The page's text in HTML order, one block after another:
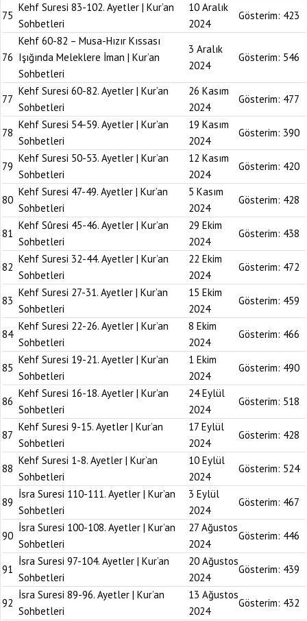
75
Kehf Suresi 83-102. Ayetler | Kur’an
Sohbetleri
10 Aralık
2024
Gösterim: 423
76
Kehf 60-82 – Musa-Hızır Kıssası
Işığında Meleklere İman | Kur’an
Sohbetleri
3 Aralık
2024
Gösterim: 546
77
Kehf Suresi 60-82. Ayetler | Kur’an
Sohbetleri
26 Kasım
2024
Gösterim: 477
78
Kehf Suresi 54-59. Ayetler | Kur’an
Sohbetleri
19 Kasım
2024
Gösterim: 390
79
Kehf Suresi 50-53. Ayetler | Kur’an
Sohbetleri
12 Kasım
2024
Gösterim: 420
80
Kehf Suresi 47-49. Ayetler | Kur’an
Sohbetleri
5 Kasım
2024
Gösterim: 428
81
Kehf Sûresi 45-46. Ayetler | Kur’an
Sohbetleri
29 Ekim
2024
Gösterim: 438
82
Kehf Suresi 32-44. Ayetler | Kur’an
Sohbetleri
22 Ekim
2024
Gösterim: 472
83
Kehf Suresi 27-31. Ayetler | Kur’an
Sohbetleri
15 Ekim
2024
Gösterim: 459
84
Kehf Suresi 22-26. Ayetler | Kur’an
Sohbetleri
8 Ekim
2024
Gösterim: 466
85
Kehf Suresi 19-21. Ayetler | Kur’an
Sohbetleri
1 Ekim
2024
Gösterim: 490
86
Kehf Suresi 16-18. Ayetler | Kur’an
Sohbetleri
24 Eylül
2024
Gösterim: 518
87
Kehf Suresi 9-15. Ayetler | Kur’an
Sohbetleri
17 Eylül
2024
Gösterim: 428
88
Kehf Suresi 1-8. Ayetler | Kur’an
Sohbetleri
10 Eylül
2024
Gösterim: 524
89
İsra Suresi 110-111. Ayetler | Kur’an
Sohbetleri
3 Eylül
2024
Gösterim: 467
90
İsra Suresi 100-108. Ayetler | Kur’an
Sohbetleri
27 Ağustos
2024
Gösterim: 446
91
İsra Suresi 97-104. Ayetler | Kur’an
Sohbetleri
20 Ağustos
2024
Gösterim: 439
92
İsra Suresi 89-96. Ayetler | Kur’an
Sohbetleri
13 Ağustos
2024
Gösterim: 432